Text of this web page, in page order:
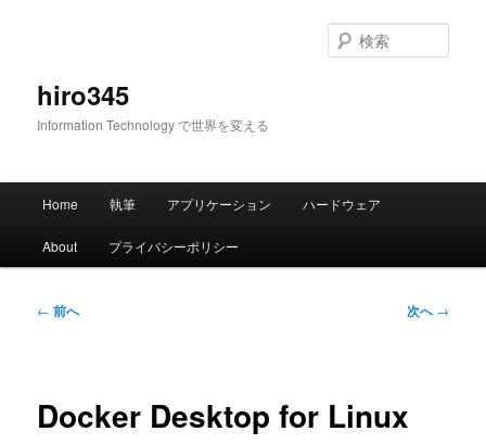
hiro345
Information Technology で世界を変える
索
メ
Home 執筆 アプリケーション ハードウェア
About プライバシーポリシー
投
ー
← 前へ 次へ→
Docker Desktop for Linux